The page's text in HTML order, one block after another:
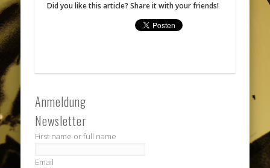
Did you like this article? Share it with your friends!
Anmeldung
Newsletter
First name or full name
Email